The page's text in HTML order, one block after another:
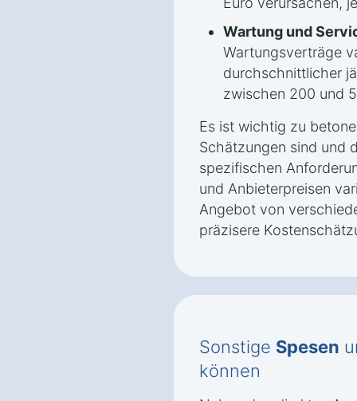
Wartung und
Wartungsverträge
durchschnittlicher
zwischen 200 und
Es ist wichtig zu
Schätzungen sind und
spezifischen
und Anbieterpreisen
Angebot von
präzisere
Sonstige Spesen
können